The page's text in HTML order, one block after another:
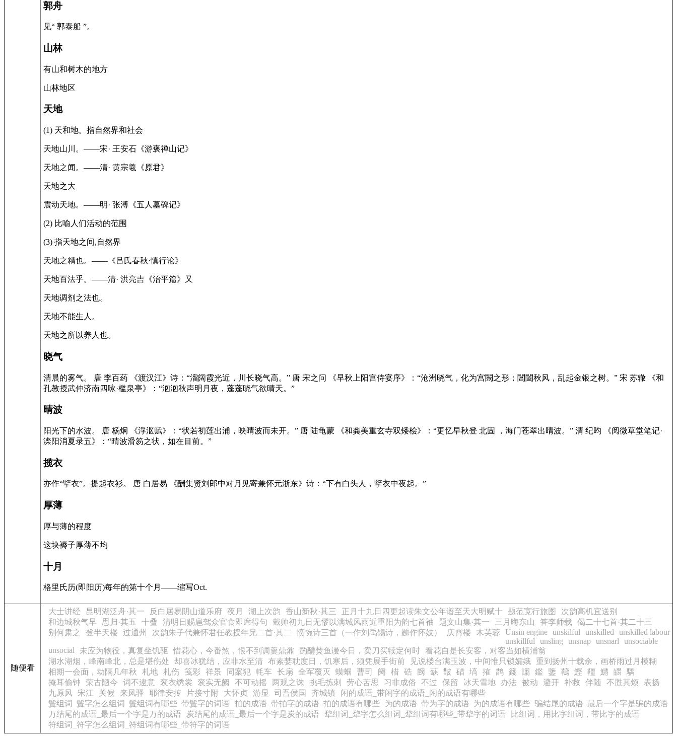
郭舟
见“ 郭泰船 ”。
山林
有山和树木的地方
山林地区
天地
(1) 天和地。指自然界和社会
天地山川。——宋· 王安石《游褒禅山记》
天地之闻。——清· 黄宗羲《原君》
天地之大
震动天地。——明· 张溥《五人墓碑记》
(2) 比喻人们活动的范围
(3) 指天地之间,自然界
天地之精也。——《吕氏春秋·慎行论》
天地百法乎。——清· 洪亮吉《治平篇》又
天地调剂之法也。
天地不能生人。
天地之所以养人也。
晓气
清晨的雾气。 唐 李百药 《渡汉江》诗：“溜阔霞光近，川长晓气高。” 唐 宋之问 《早秋上阳宫侍宴序》：“沧洲晓气，化为宫闕之形；閶闔秋风，乱起金银之树。” 宋 苏辙 《和
孔教授武仲济南四咏·槛泉亭》：“汹汹秋声明月夜，蓬蓬晓气欲晴天。”
晴波
阳光下的水波。 唐 杨炯 《浮沤赋》：“状若初莲出浦，映晴波而未开。” 唐 陆龟蒙 《和龚美重玄寺双矮桧》：“更忆早秋登 北固 ，海门苍翠出晴波。” 清 纪昀 《阅微草堂笔记·
滦阳消夏录五》：“晴波滑笏之状，如在目前。”
揽衣
亦作“擥衣”。提起衣衫。 唐 白居易 《酬集贤刘郎中对月见寄兼怀元浙东》诗：“下有白头人，擥衣中夜起。”
厚薄
厚与薄的程度
这块褥子厚薄不均
十月
格里氏历(即阳历)每年的第十个月——缩写Oct.
随便看
大士讲经 昆明湖泛舟·其一 反白居易阴山道乐府 夜月 湖上次韵 香山新秋·其三 正月十九日四更起读朱文公年谱至天大明赋十 题范宽行旅图
次韵高机宜送别
和边城秋气早
思归·其五 十叠 清明日赐扈驾众官食即席得句 戴帅初九日无憀以满城风雨近重阳为韵七首袖 题文山集·其一 三月晦东山 答李师载
偈二十七首·其二十三
别何肃之
登半天楼 过通州 次韵朱子代兼怀君任教授年兄二首·其二 愤惋诗三首（一作刘禹锡诗，题作怀妓） 庆霄楼 木芙蓉 Unsin engine unskilful unskilled
unskilled labour
unskillful
unsling unsnap unsnarl
unsociable
unsocial
未应为物役，真复坐饥驱 惜花心，今番煞，恨不到调羹鼎鼐 酌醴焚鱼谩今日，卖刀买犊定何时
看花自是长安客，对客当如横浦翁
湖水湖烟，峰南峰北，总是堪伤处
却喜冰犹结，应非水至清 布素婪耽度日，饥寒后，须凭展手街前 见说楼台满玉波，中间惟只锁孀娥 重到扬州十载余，画桥雨过月模糊
相期一会面，动隔几年秋
札地 札伤 笺彩 祥景 同案犯 軞车 长扇 全军覆灭 蟆蝈 曹司 阕 棤 硞 阙 蒛 皵 碏 塙 搉 鹊 籛 譾 鑑 鑒 韀 鰹 韁 鱂 皭
驕
掩耳偷钟
荣古陋今 词不逮意 衮衣绣裳 衮实无阙 不可动摇 两观之诛 挑毛拣刺 劳心苦思 习非成俗 不过 保留 冰天雪地 办法 被动 避开 补救 伴随 不胜其烦
表扬
九原风
宋江 关候 来凤驿 耶律安抟 片接寸附 大怀贞 游显 司吾侯国 齐城镇
闲的成语_带闲字的成语_闲的成语有哪些
鬒组词_鬒字怎么组词_鬒组词有哪些_带鬒字的词语
拍的成语_带拍字的成语_拍的成语有哪些 为的成语_带为字的成语_为的成语有哪些 骗结尾的成语_最后一个字是骗的成语
万结尾的成语_最后一个字是万的成语
炭结尾的成语_最后一个字是炭的成语 犂组词_犂字怎么组词_犂组词有哪些_带犂字的词语
比组词，用比字组词，带比字的成语
符组词_符字怎么组词_符组词有哪些_带符字的词语